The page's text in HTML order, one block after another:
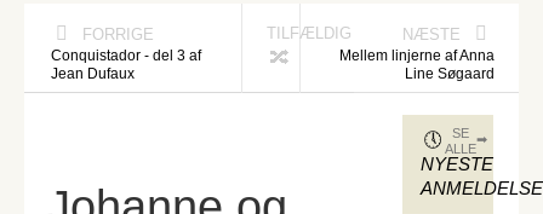
FORRIGE
Conquistador - del 3 af
Jean Dufaux
TILFÆLDIG NÆSTE
Mellem linjerne af Anna
Line Søgaard
NYESTE
SE
ALLE